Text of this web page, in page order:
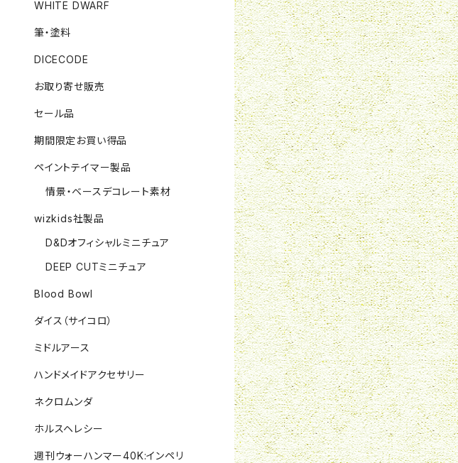
WHITE DWARF
筆・塗料
DICECODE
お取り寄せ販売
セール品
期間限定お買い得品
ペイントテイマー製品
情景・ベースデコレート素材
wizkids社製品
D&Dオフィシャルミニチュア
DEEP CUTミニチュア
Blood Bowl
ダイス（サイコロ）
ミドルアース
ハンドメイドアクセサリー
ネクロムンダ
ホルスヘレシー
週刊ウォーハンマー40K:インペリ